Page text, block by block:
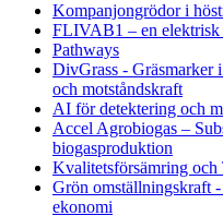
Kompanjongrödor i
FLIVAB1 – en elektrisk
Pathways
DivGrass - Gräsmarker
och motståndskraft
AI för detektering och
Accel Agrobiogas –
biogasproduktion
Kvalitetsförsämring
Grön omställningskraft
ekonomi